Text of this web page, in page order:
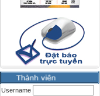
Username